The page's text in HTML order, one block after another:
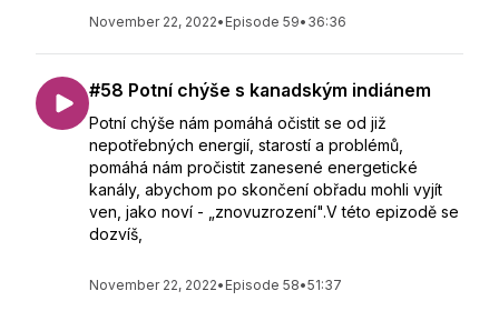
November 22, 2022• Episode 59• 36:36
#58 Potní chýše s kanadským indiánem
Potní chýše nám pomáhá očistit se od již
nepotřebných energií, starostí a problémů,
pomáhá nám pročistit zanesené energetické
kanály, abychom po skončení obřadu mohli vyjít
ven, jako noví - „znovuzrození".V této epizodě se
dozvíš,
November 22, 2022• Episode 58•51:37